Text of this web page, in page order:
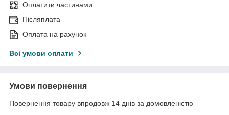
Оплатити частинами
Післяплата
Оплата на рахунок
Всі умови оплати
Умови повернення
Повернення товару впродовж 14 днів за домовленістю